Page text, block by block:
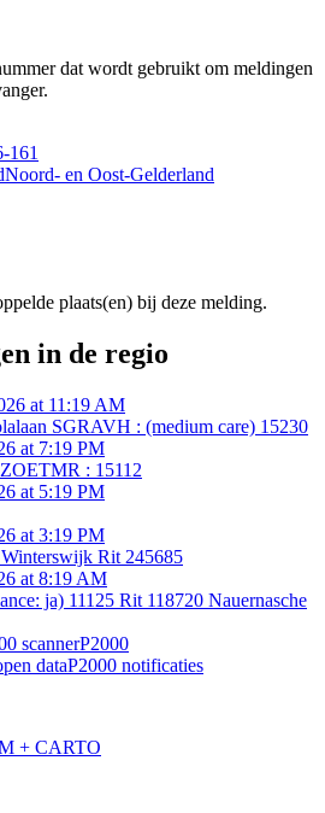
dat wordt gebruikt om meldingen
161
Noord- en Oost-Gelderland
plaats(en) bij deze melding.
in de regio
at 11:19 AM
SGRAVH : (medium care) 15230
at 7:19 PM
: 15112
at 5:19 PM
at 3:19 PM
Rit 245685
at 8:19 AM
ja) 11125 Rit 118720 Nauernasche
scannerP2000
dataP2000 notificaties
+ CARTO